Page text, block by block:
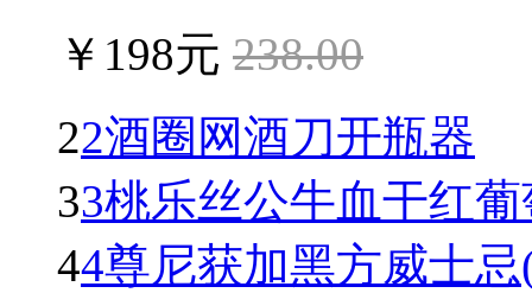
￥198元 238.00
22酒圈网酒刀开瓶器
33桃乐丝公牛血干红葡
44尊尼获加黑方威士忌